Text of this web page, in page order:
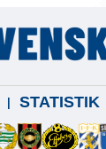
STATISTIK